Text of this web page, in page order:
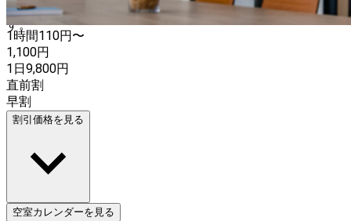
では、多少散らかっていたりキレイではない場合もございま
す。
1時間110円〜
1,100円
1日9,800円
直前割
早割
割引価格を見る
空室カレンダーを見る